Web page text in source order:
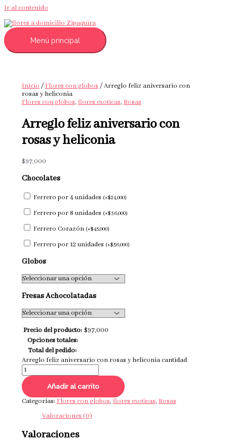
Ir al contenido
Menú principal
Inicio/Flores con globos/ Arreglo feliz aniversario con
rosas y heliconia
Flores con globos,flores exoticas,Rosas
Arreglo feliz aniversario con
rosas y heliconia
$97,000
Chocolates
Ferrero por 4 unidades (+$24,000)
Ferrero por 8 unidades (+$36,000)
Ferrero Corazón (+$45,000)
Ferrero por 12 unidades (+$56,000)
Globos
Fresas Achocolatadas
Precio del producto: $97,000
Opciones totales:
Total del pedido:
Arreglo feliz aniversario con rosas y heliconia cantidad
Añadir al carrito
Categorías: Flores con globos, flores exoticas, Rosas
Valoraciones (0)
Valoraciones